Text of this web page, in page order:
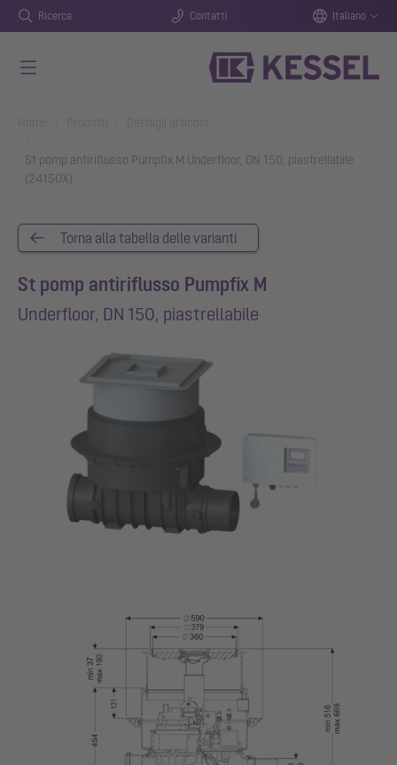
Ricerca Contatti Italiano
St pomp antiriflusso Pumpfix M Underfloor, DN 150, piastrellabile
(24150X)
Torna alla tabella delle varianti
St pomp antiriflusso Pumpfix M
Underfloor, DN 150, piastrellabile